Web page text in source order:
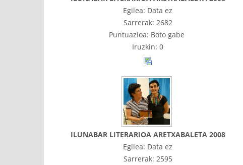
Egilea: Data ez
Sarrerak: 2682
Puntuazioa: Boto gabe
Iruzkin: 0
ILUNABAR LITERARIOA ARETXABALETA 2008
Egilea: Data ez
Sarrerak: 2595